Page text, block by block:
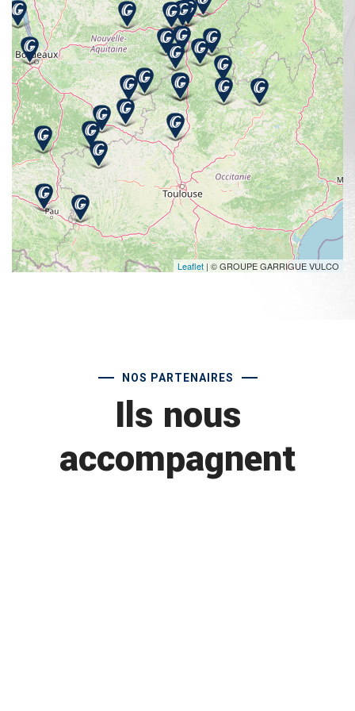
Leaflet | © GROUPE GARRIGUE VULCO
NOS PARTENAIRES
Ils nous
accompagnent